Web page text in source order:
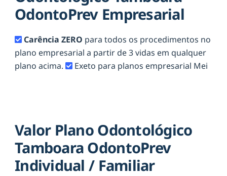
OdontoPrev Empresarial
Carência ZERO para todos os procedimentos no
plano empresarial a partir de 3 vidas em qualquer
plano acima.
Exeto para planos empresarial Mei
Valor Plano Odontológico
Tamboara OdontoPrev
Individual / Familiar